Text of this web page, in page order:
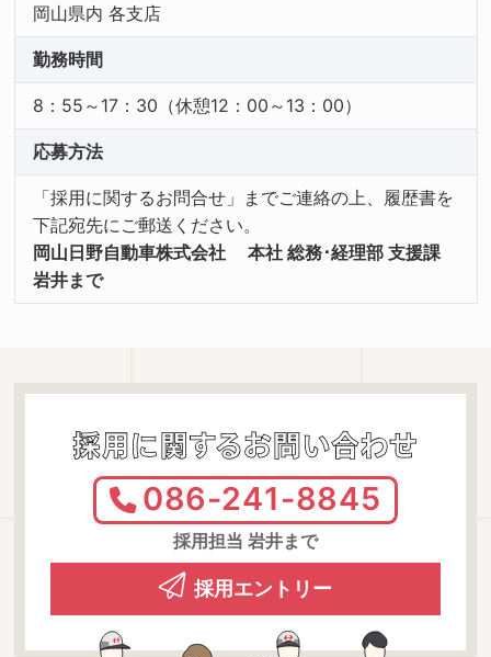
岡山県内 各支店
勤務時間
8：55～17：30（休憩12：00～13：00）
応募方法
「採用に関するお問合せ」までご連絡の上、履歴書を
下記宛先にご郵送ください。
岡山日野自動車株式会社 本社 総務･経理部 支援課
岩井まで
採用に関するお問い合わせ
086-241-8845
採用担当 岩井まで
採用エントリー